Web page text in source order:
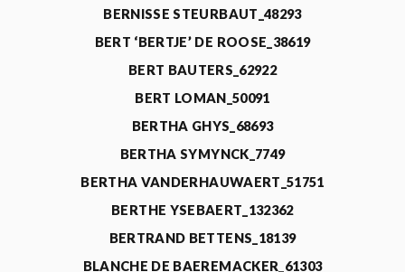
BERNISSE STEURBAUT_48293
BERT ‘BERTJE’ DE ROOSE_38619
BERT BAUTERS_62922
BERT LOMAN_50091
BERTHA GHYS_68693
BERTHA SYMYNCK_7749
BERTHA VANDERHAUWAERT_51751
BERTHE YSEBAERT_132362
BERTRAND BETTENS_18139
BLANCHE DE BAEREMACKER_61303